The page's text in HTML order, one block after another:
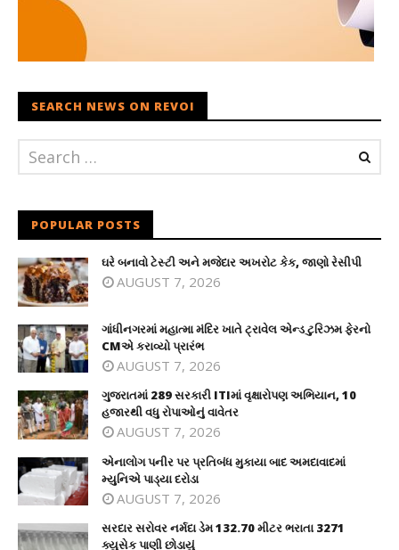
SEARCH NEWS ON REVOI
POPULAR POSTS
ઘરે બનાવો ટેસ્ટી અને મજેદાર અખરોટ કેક, જાણો રેસીપી
AUGUST 7, 2026
ગાંધીનગરમાં મહાત્મા મંદિર ખાતે ટ્રાવેલ એન્ડ ટુરિઝમ ફેરનો
CMએ કરાવ્યો પ્રારંભ
AUGUST 7, 2026
ગુજરાતમાં 289 સરકારી ITIમાં વૃક્ષારોપણ અભિયાન, 10
હજારથી વધુ રોપાઓનું વાવેતર
AUGUST 7, 2026
એનાલોગ પનીર પર પ્રતિબંધ મુકાયા બાદ અમદાવાદમાં
મ્યુનિએ પાડ્યા દરોડા
AUGUST 7, 2026
સરદાર સરોવર નર્મદા ડેમ 132.70 મીટર ભરાતા 3271
ક્યુસેક પાણી છોડાયું